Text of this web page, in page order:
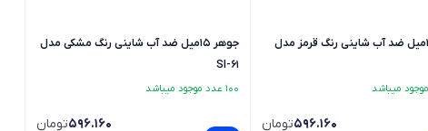
جوهر 15میل ضد آب شاینی رنگ قرمز مدل
596.160تومان
جوهر 15میل ضد آب شاینی رنگ مشکی مدل
SI-61
100 عدد موجود میباشد
596.160تومان